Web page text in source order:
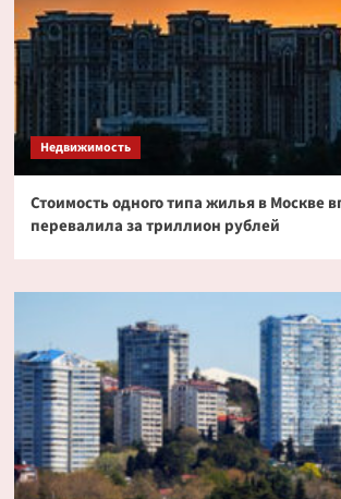
Недвижимость
Стоимость одного типа жилья в Москве
перевалила за триллион рублей